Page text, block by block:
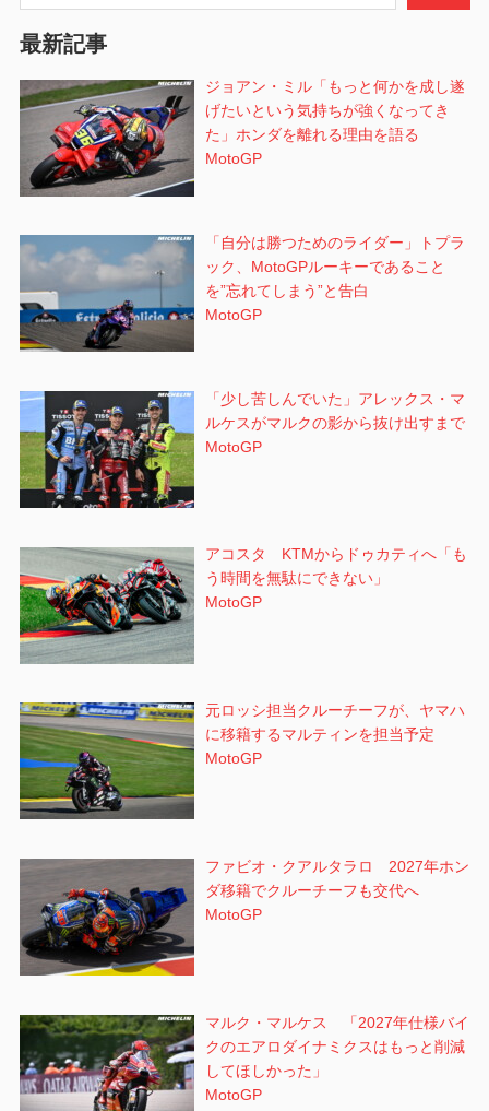
ク
マル
ク・
マル
ケス
ン
最新記事
ジョアン・ミル「もっと何かを成し遂
げたいという気持ちが強くなってき
た」ホンダを離れる理由を語る
MotoGP
「自分は勝つためのライダー」トプラ
ック、MotoGPルーキーであること
を”忘れてしまう”と告白
MotoGP
「少し苦しんでいた」アレックス・マ
ルケスがマルクの影から抜け出すまで
MotoGP
アコスタ KTMからドゥカティへ「も
う時間を無駄にできない」
MotoGP
元ロッシ担当クルーチーフが、ヤマハ
に移籍するマルティンを担当予定
MotoGP
ファビオ・クアルタラロ 2027年ホン
ダ移籍でクルーチーフも交代へ
MotoGP
マルク・マルケス 「2027年仕様バイ
クのエアロダイナミクスはもっと削減
してほしかった」
MotoGP